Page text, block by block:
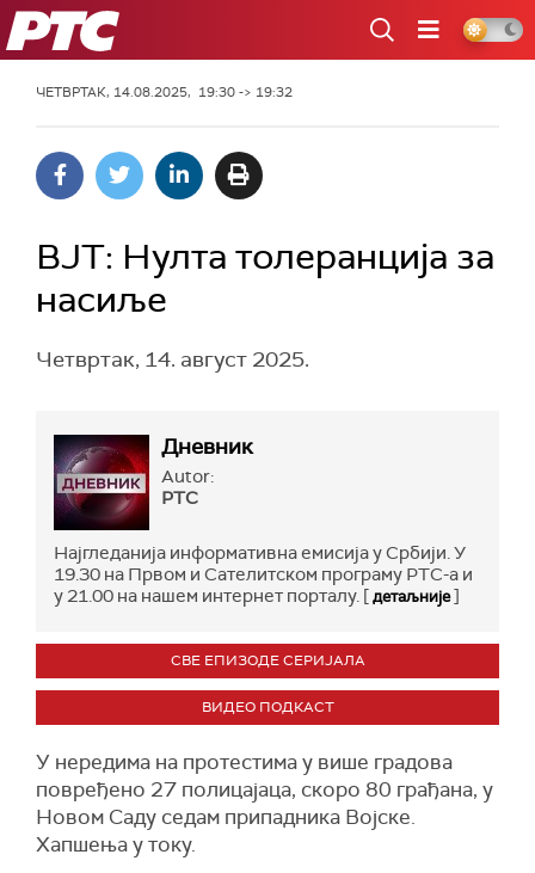
РТС
ЧЕТВРТАК, 14.08.2025, 19:30 -> 19:32
ВЈТ: Нулта толеранција за
насиље
Четвртак, 14. август 2025.
Дневник
Autor:
РТС
Најгледанија информативна емисија у Србији. У
19.30 на Првом и Сателитском програму РТС-а и
у 21.00 на нашем интернет порталу. [детаљније]
СВЕ ЕПИЗОДЕ СЕРИЈАЛА
ВИДЕО ПОДКАСТ
У нередима на протестима у више градова
повређено 27 полицајаца, скоро 80 грађана, у
Новом Саду седам припадника Војске.
Хапшења у току.